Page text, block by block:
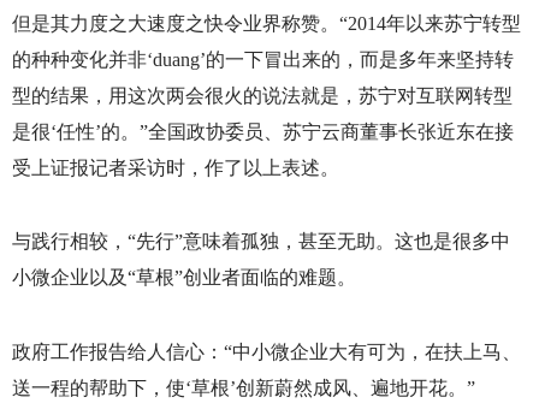
但是其力度之大速度之快令业界称赞。“2014年以来苏宁转型
的种种变化并非‘duang’的一下冒出来的，而是多年来坚持转
型的结果，用这次两会很火的说法就是，苏宁对互联网转型
是很‘任性’的。”全国政协委员、苏宁云商董事长张近东在接
受上证报记者采访时，作了以上表述。
与践行相较，“先行”意味着孤独，甚至无助。这也是很多中
小微企业以及“草根”创业者面临的难题。
政府工作报告给人信心：“中小微企业大有可为，在扶上马、
送一程的帮助下，使‘草根’创新蔚然成风、遍地开花。”